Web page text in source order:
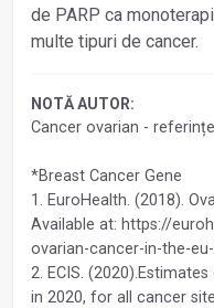
de PARP ca
multe tipuri de cancer.
NOTĂ AUTOR:
Cancer ovarian - referințe
*Breast Cancer Gene
1. EuroHealth. (2018).
Available at: https://
ovarian-cancer-in-the-
2. ECIS.
in 2020, for all cancer